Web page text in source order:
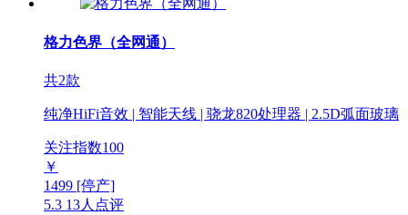
格力色界（全网通）
共2款
纯净HiFi音效 | 智能天线 | 骁龙820处理器 | 2.5D弧面玻璃
关注指数100
￥
1499 [停产]
5.3 13人点评